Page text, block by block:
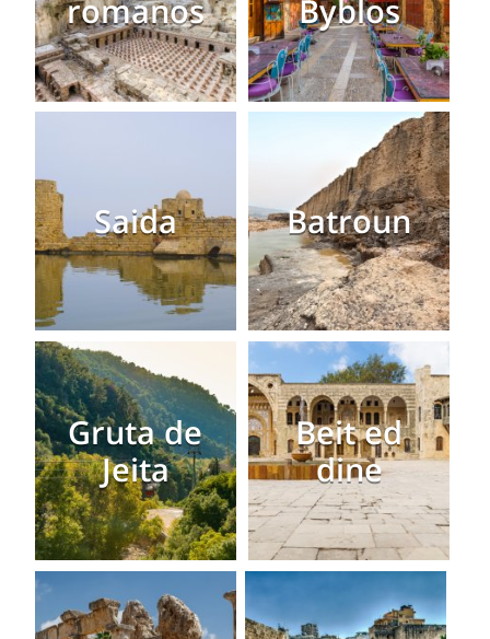
romanos Byblos
Saida Batroun
Gruta de
Jeita
Beit ed
dine